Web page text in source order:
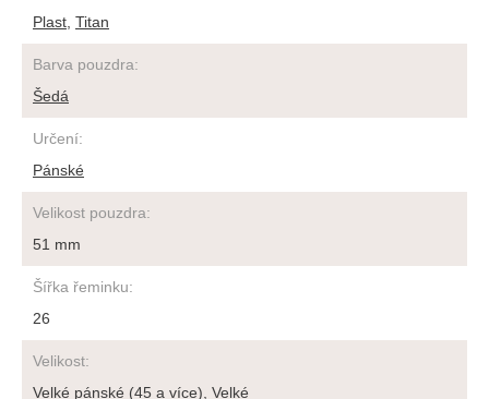
Plast Titan
Barva pouzdra:
Šedá
Určení:
Pánské
Velikost pouzdra:
51 mm
Šířka řeminku:
26
Velikost:
Velké pánské (45 a více) Velké